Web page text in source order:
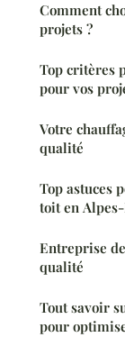
Comment
projets ?
Top critères
pour vos
Votre
qualité
Top astuces
toit en
Entreprise
qualité
Tout savoir
pour